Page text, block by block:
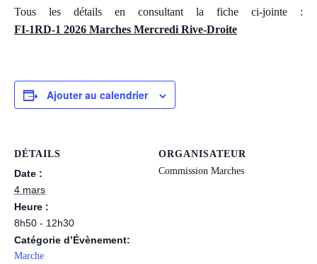
Tous les détails en consultant la fiche ci-jointe :
FI-1RD-1 2026 Marches Mercredi Rive-Droite
Ajouter au calendrier
DÉTAILS
Date :
4 mars
Heure :
8h50 - 12h30
Catégorie d’Évènement:
Marche
ORGANISATEUR
Commission Marches